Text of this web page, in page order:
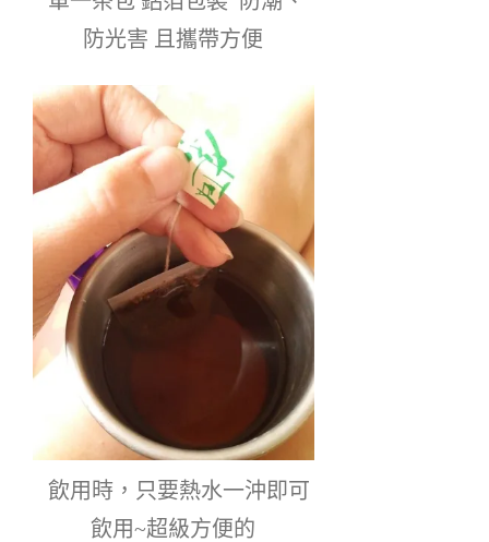
防光害 且攜帶方便
飲用~超級方便的